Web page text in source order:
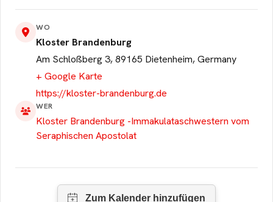
WO
Kloster Brandenburg
Am Schloßberg 3, 89165 Dietenheim, Germany
+ Google Karte
https://kloster-brandenburg.de
WER
Kloster Brandenburg -Immakulataschwestern vom
Seraphischen Apostolat